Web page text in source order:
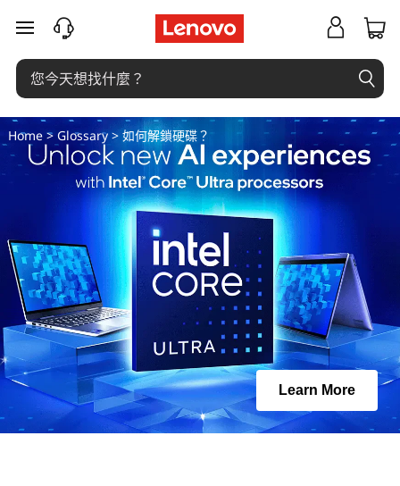
如
何
解
鎖
硬
？
跳至主要內容
Home> Glossary> 如何解鎖硬碟？
Learn More